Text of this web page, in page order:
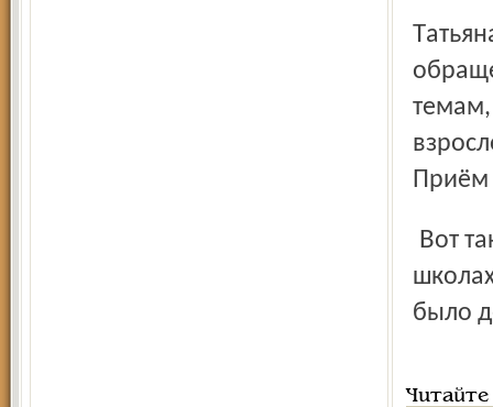
Татьяна Бондарева под-черкнула, что работает с любыми
темам,
Приём
Вот такие яркие информативные плакаты появились в
было